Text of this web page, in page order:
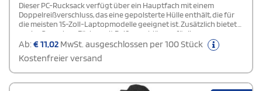
Dieser PC-Rucksack verfügt über ein Hauptfach mit einem
Doppelreißverschluss, das eine gepolsterte Hülle enthält, die für
die meisten 15-Zoll-Laptopmodelle geeignet ist. Zusätzlich bietet
er vier Organizer-Fächer mit Reißverschlüssen für Ihre
technischen Accessoires. An den Seiten befinden sich zwei weitere
Fächer mit Reißverschlüssen für Kabel, Ladegeräte und Ähnliches,
sowie eine Vordertasche mit Reißverschluss. Oben ist eine
Einschubtasche mit Reißverschluss für schnellen Zugriff zu finden.
Ideal als Geeschenk!
Ab:€11,02 MwSt. ausgeschlossen per 100 Stück
Kostenfreier versand